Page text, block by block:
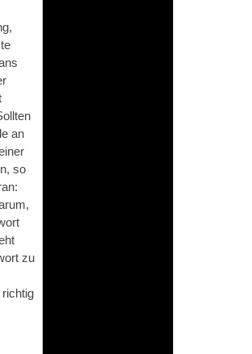
an
so
zu